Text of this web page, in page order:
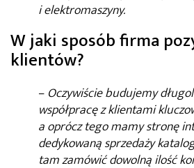
i elektromaszyny.
W jaki sposób firma
klientów?
– Oczywiście budujemy
współpracę z klientami
a oprócz tego mamy stronę
dedykowaną sprzedaży
tam zamówić dowolną ilość